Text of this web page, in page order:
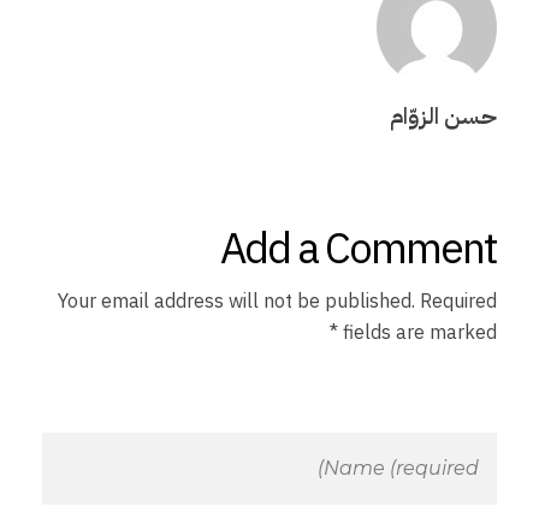
ز
ي
ك
م
حسن الزوّام
Add a Comment
Your email address will not be published. Required
fields are marked *